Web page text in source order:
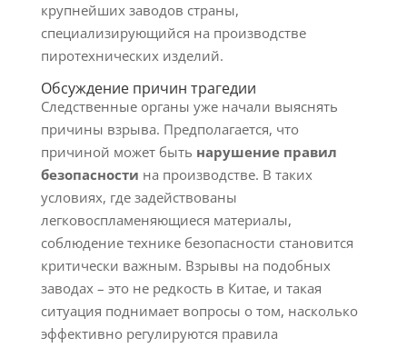
крупнейших заводов страны,
специализирующийся на производстве
пиротехнических изделий.
Обсуждение причин трагедии
Следственные органы уже начали выяснять
причины взрыва. Предполагается, что
причиной может быть нарушение правил
безопасности на производстве. В таких
условиях, где задействованы
легковоспламеняющиеся материалы,
соблюдение технике безопасности становится
критически важным. Взрывы на подобных
заводах – это не редкость в Китае, и такая
ситуация поднимает вопросы о том, насколько
эффективно регулируются правила